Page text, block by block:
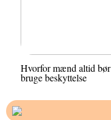
Hvorfor mænd altid bør
bruge beskyttelse